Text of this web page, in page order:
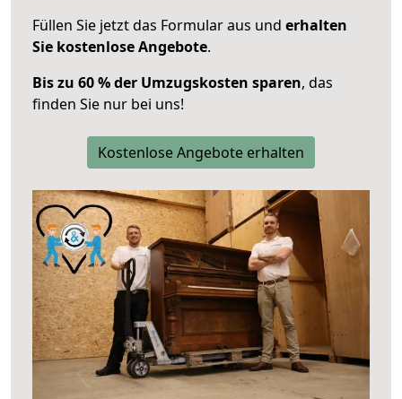
Füllen Sie jetzt das Formular aus und erhalten
Sie kostenlose Angebote.
Bis zu 60 % der Umzugskosten sparen, das
finden Sie nur bei uns!
Kostenlose Angebote erhalten